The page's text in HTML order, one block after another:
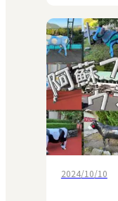
2024/10/10